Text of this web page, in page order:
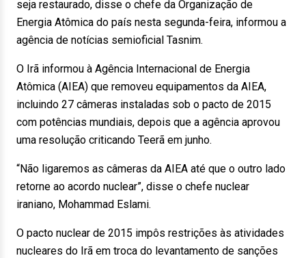
seja restaurado, disse o chefe da Organização de
Energia Atômica do país nesta segunda-feira, informou a
agência de notícias semioficial Tasnim.
O Irã informou à Agência Internacional de Energia
Atômica (AIEA) que removeu equipamentos da AIEA,
incluindo 27 câmeras instaladas sob o pacto de 2015
com potências mundiais, depois que a agência aprovou
uma resolução criticando Teerã em junho.
“Não ligaremos as câmeras da AIEA até que o outro lado
retorne ao acordo nuclear”, disse o chefe nuclear
iraniano, Mohammad Eslami.
O pacto nuclear de 2015 impôs restrições às atividades
nucleares do Irã em troca do levantamento de sanções